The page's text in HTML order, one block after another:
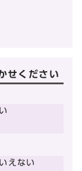
せください
えない